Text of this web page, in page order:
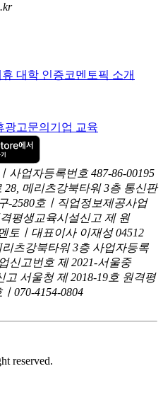
대학 인증코멘토픽 소개
광고문의 기업 교육
사업자등록번호 487-86-00195
28, 메리츠강북타워 3층 통신판
-2580호ㅣ직업정보제공사업
평생교육시설신고 제 원
토ㅣ대표이사 이재성 04512
츠강북타워 3층 사업자등록
신고번호 제 2021-서울중
서울청 제 2018-19호 원격평
070-4154-0804
reserved.